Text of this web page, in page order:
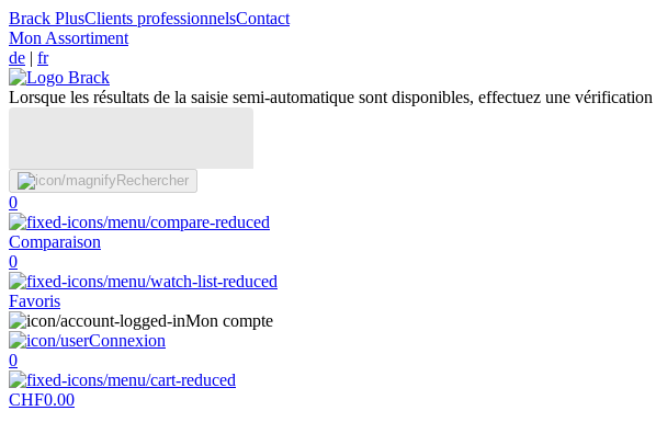
Brack PlusClients professionnelsContact
Mon Assortiment
de | fr
Lorsque les résultats de la saisie semi-automatique sont disponibles, effectuez une
Rechercher
0
Comparaison
0
Favoris
Mon compte
Connexion
0
CHF0.00